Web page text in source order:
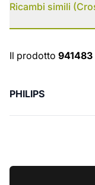
Ricambi simili
Ricambi
Il prodotto 941483
PHILIPS